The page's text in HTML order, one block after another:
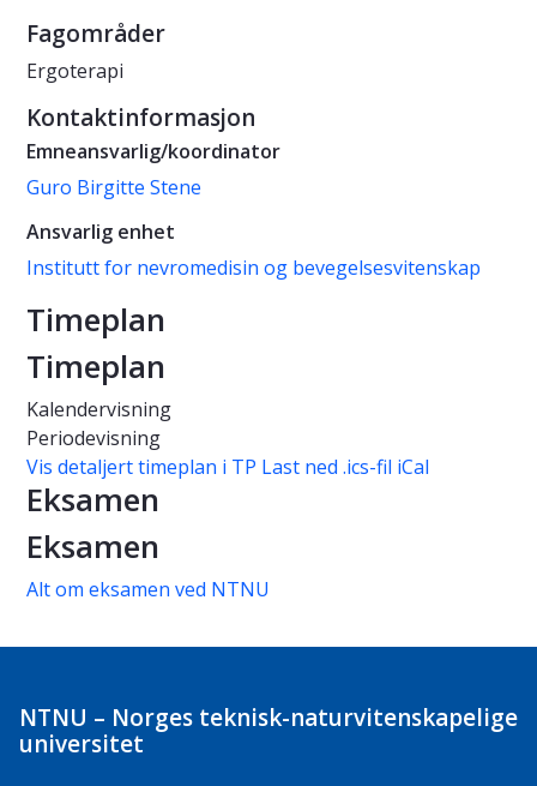
Fagområder
Ergoterapi
Kontaktinformasjon
Emneansvarlig/koordinator
Guro Birgitte Stene
Ansvarlig enhet
Institutt for nevromedisin og bevegelsesvitenskap
Timeplan
Timeplan
Kalendervisning
Periodevisning
Vis detaljert timeplan i TP Last ned .ics-fil iCal
Eksamen
Eksamen
Alt om eksamen ved NTNU
NTNU – Norges teknisk-naturvitenskapelige
universitet